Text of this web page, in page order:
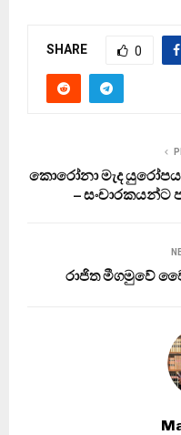
SHARE 0
කොරෝනා මැද යුරෝපය
– සංචාරකයන්ට
රාජිත මීගමුවේ